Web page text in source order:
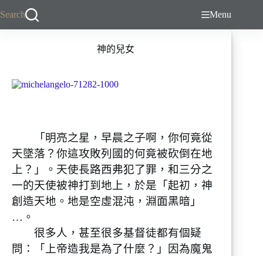
Search Menu
神的兒女
「明亮之星，早晨之子啊，你何竟從
天墜落？你這攻敗列國的何竟被砍倒在地
上？」。天使長路西弗犯了罪，和三分之
一的天使被神打到地上，於是「起初，神
創造天地。地是空虛混沌，淵面黑暗」
…。
很多人，甚至很多基督徒都有個疑
問：「上帝造我是為了什麼？」因為魔鬼